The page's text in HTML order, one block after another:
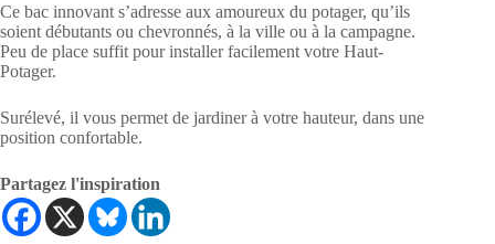
Ce bac innovant s’adresse aux amoureux du potager, qu’ils
soient débutants ou chevronnés, à la ville ou à la campagne.
Peu de place suffit pour installer facilement votre Haut-
Potager.
Surélevé, il vous permet de jardiner à votre hauteur, dans une
position confortable.
Partagez l'inspiration